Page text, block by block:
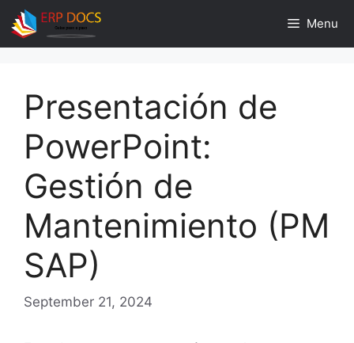
Skip
to
content
Menu
Presentación de
PowerPoint:
Gestión de
Mantenimiento (PM
SAP)
September 21, 2024